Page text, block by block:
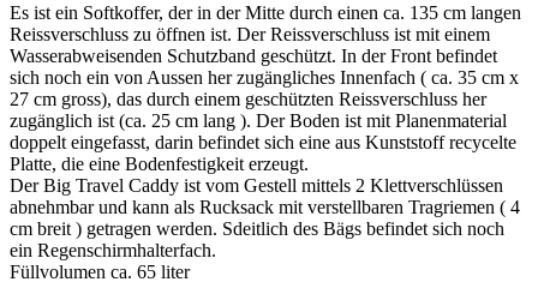
Es ist ein Softkoffer, der in der Mitte durch einen ca. 135 cm langen
Reissverschluss zu öffnen ist. Der Reissverschluss ist mit einem
Wasserabweisenden Schutzband geschützt. In der Front befindet
sich noch ein von Aussen her zugängliches Innenfach ( ca. 35 cm x
27 cm gross), das durch einem geschützten Reissverschluss her
zugänglich ist (ca. 25 cm lang ). Der Boden ist mit Planenmaterial
doppelt eingefasst, darin befindet sich eine aus Kunststoff recycelte
Platte, die eine Bodenfestigkeit erzeugt.
Der Big Travel Caddy ist vom Gestell mittels 2 Klettverschlüssen
abnehmbar und kann als Rucksack mit verstellbaren Tragriemen ( 4
cm breit ) getragen werden. Sdeitlich des Bägs befindet sich noch
ein Regenschirmhalterfach.
Füllvolumen ca. 65 liter